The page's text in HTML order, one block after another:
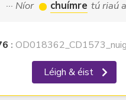
··· Níor chuímre tú riaú
:
Léigh & éist